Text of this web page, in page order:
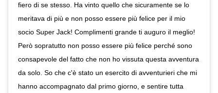
fiero di se stesso. Ha vinto quello che sicuramente se lo
meritava di più e non posso essere più felice per il mio
socio Super Jack! Complimenti grande ti auguro il meglio!
Però sopratutto non posso essere più felice perché sono
consapevole del fatto che non ho vissuta questa avventura
da solo. So che c'è stato un esercito di avventurieri che mi
hanno accompagnato dal primo giorno, e sentire tutta